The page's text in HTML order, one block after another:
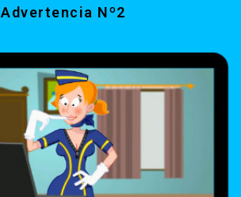
Advertencia Nº2